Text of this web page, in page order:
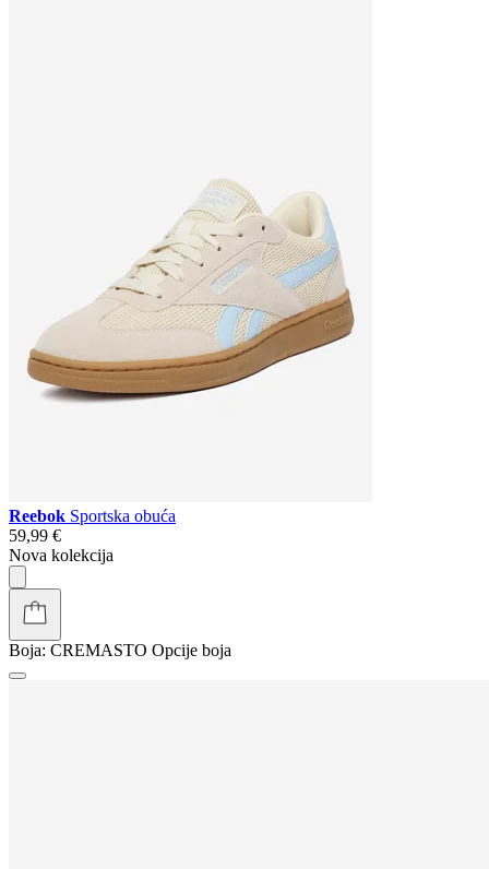
Reebok Sportska obuća
59,99 €
Nova kolekcija
Boja: CREMASTO Opcije boja